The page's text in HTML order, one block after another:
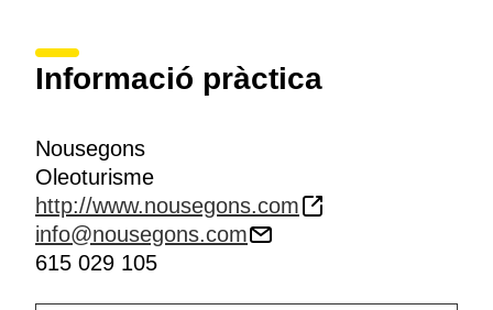
Informació pràctica
Nousegons
Oleoturisme
http://www.nousegons.com
info@nousegons.com
615 029 105